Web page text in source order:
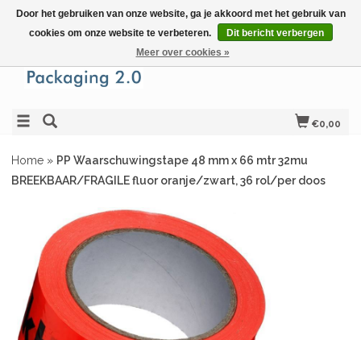
€0,00
Home » PP Waarschuwingstape 48 mm x 66 mtr 32mu
BREEKBAAR/FRAGILE fluor oranje/zwart, 36 rol/per doos
Door het gebruiken van onze website, ga je akkoord met het gebruik van
cookies om onze website te verbeteren.
Dit bericht verbergen
Meer over cookies »